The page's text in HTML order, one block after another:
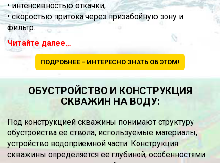
• интенсивностью откачки;
• скоростью притока через призабойную зону и
фильтр.
Читайте далее…
ПОДРОБНЕЕ – ИНТЕРЕСНО ЗНАТЬ ОБ ЭТОМ!
ОБУСТРОЙСТВО И КОНСТРУКЦИЯ
СКВАЖИН НА ВОДУ:
Под конструкцией скважины понимают структуру
обустройства ее ствола, используемые материалы,
устройство водоприемной части. Конструкция
скважины определяется ее глубиной, особенностями